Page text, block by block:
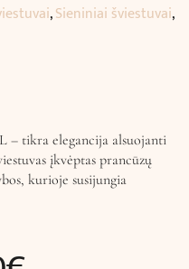
,Sieniniai šviestuvai,
– tikra elegancija alsuojanti
įkvėptas prancūzų
kurioje susijungia